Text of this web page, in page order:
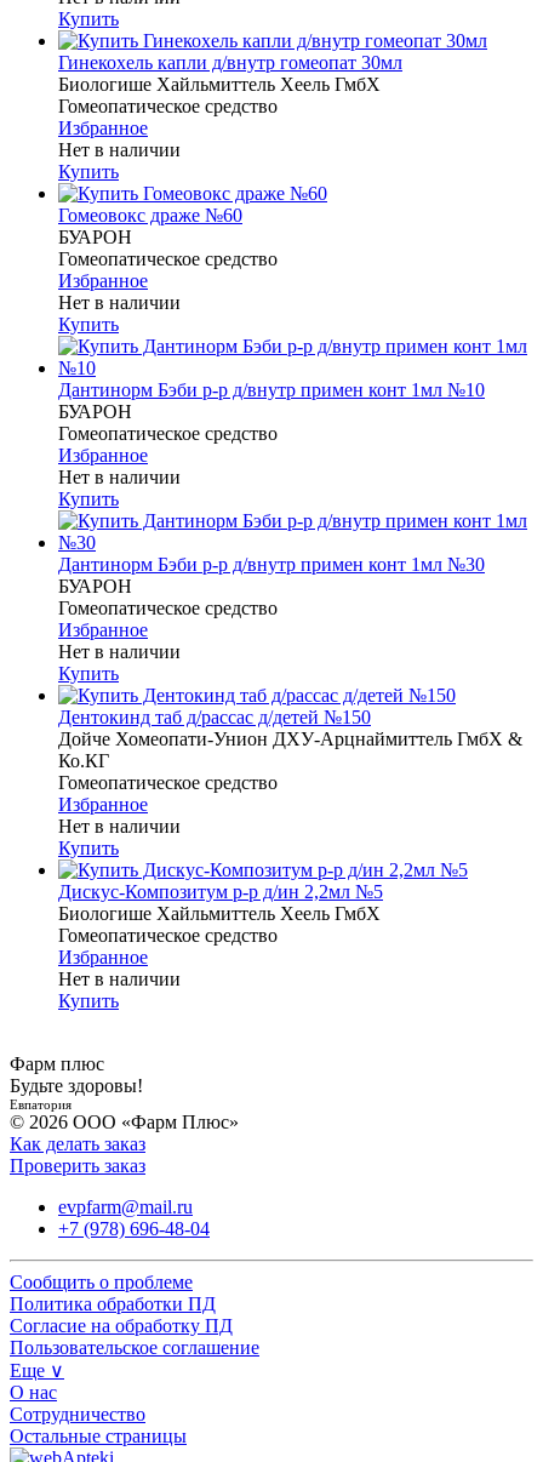
Купить
Гинекохель капли д/внутр гомеопат 30мл
Биологише Хайльмиттель Хеель ГмбХ
Гомеопатическое средство
Избранное
Нет в наличии
Купить
Гомеовокс драже №60
БУАРОН
Гомеопатическое средство
Избранное
Нет в наличии
Купить
Дантинорм Бэби р-р д/внутр примен конт 1мл №10
БУАРОН
Гомеопатическое средство
Избранное
Нет в наличии
Купить
Дантинорм Бэби р-р д/внутр примен конт 1мл №30
БУАРОН
Гомеопатическое средство
Избранное
Нет в наличии
Купить
Дентокинд таб д/рассас д/детей №150
Дойче Хомеопати-Унион ДХУ-Арцнаймиттель ГмбХ &
Ко.КГ
Гомеопатическое средство
Избранное
Нет в наличии
Купить
Дискус-Композитум р-р д/ин 2,2мл №5
Биологише Хайльмиттель Хеель ГмбХ
Гомеопатическое средство
Избранное
Нет в наличии
Купить
Фарм плюс
Будьте здоровы!
Евпатория
© 2026 ООО «Фарм Плюс»
Как делать заказ
Проверить заказ
evpfarm@mail.ru
+7 (978) 696-48-04
Сообщить о проблеме
Политика обработки ПД
Согласие на обработку ПД
Пользовательское соглашение
Еще ∨
О нас
Сотрудничество
Остальные страницы